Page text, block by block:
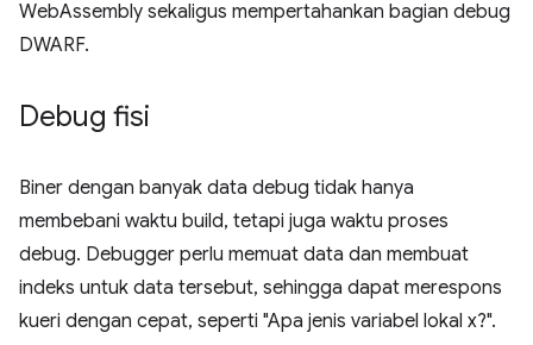
WebAssembly sekaligus mempertahankan bagian debug
DWARF.
Debug fisi
Biner dengan banyak data debug tidak hanya
membebani waktu build, tetapi juga waktu proses
debug. Debugger perlu memuat data dan membuat
indeks untuk data tersebut, sehingga dapat merespons
kueri dengan cepat, seperti "Apa jenis variabel lokal x?".